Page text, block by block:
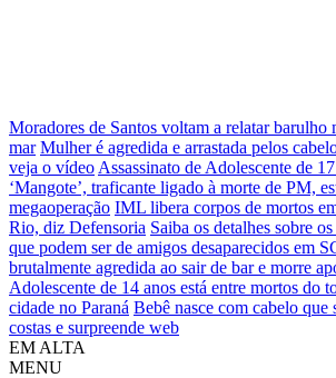
Moradores de Santos voltam a relatar barulho
mar Mulher é agredida e arrastada pelos
veja o vídeo Assassinato de Adolescente de
‘Mangote’, traficante ligado à morte de PM,
megaoperação IML libera corpos de mortos
Rio, diz Defensoria Saiba os detalhes sobre
que podem ser de amigos desaparecidos em
brutalmente agredida ao sair de bar e morre
Adolescente de 14 anos está entre mortos do
cidade no Paraná Bebê nasce com cabelo que
costas e surpreende web
EM ALTA
MENU